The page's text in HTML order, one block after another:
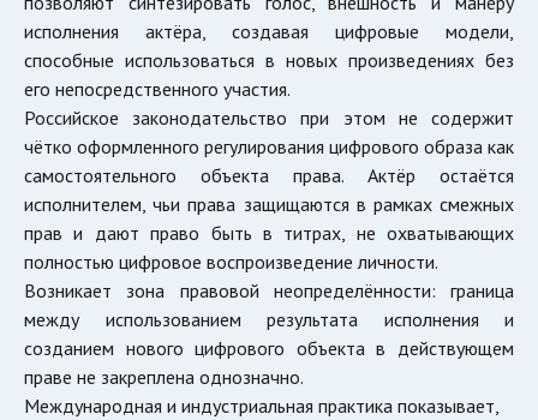
исполнения актёра, создавая цифровые модели,
способные использоваться в новых произведениях без
его непосредственного участия.
Российское законодательство при этом не содержит
чётко оформленного регулирования цифрового образа как
самостоятельного объекта права. Актёр остаётся
исполнителем, чьи права защищаются в рамках смежных
прав и дают право быть в титрах, не охватывающих
полностью цифровое воспроизведение личности.
Возникает зона правовой неопределённости: граница
между использованием результата исполнения и
созданием нового цифрового объекта в действующем
праве не закреплена однозначно.
Международная и индустриальная практика показывает,